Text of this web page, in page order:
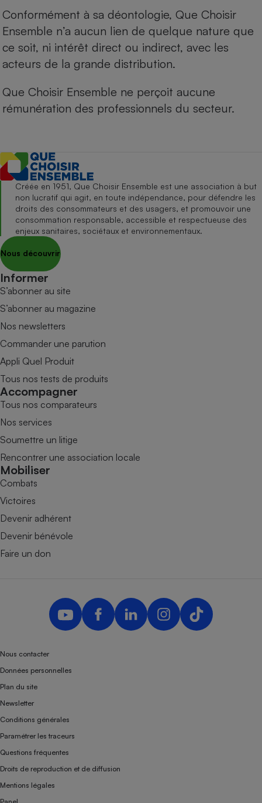
Conformément à sa déontologie, Que Choisir
Ensemble n’a aucun lien de quelque nature que
ce soit, ni intérêt direct ou indirect, avec les
acteurs de la grande distribution.
Que Choisir Ensemble ne perçoit aucune
rémunération des professionnels du secteur.
Créée en 1951, Que Choisir Ensemble est une association à but
non lucratif qui agit, en toute indépendance, pour défendre les
droits des consommateurs et des usagers, et promouvoir une
consommation responsable, accessible et respectueuse des
enjeux sanitaires, sociétaux et environnementaux.
Nous découvrir
Informer
S’abonner au site
S’abonner au magazine
Nos newsletters
Commander une parution
Appli Quel Produit
Tous nos tests de produits
Accompagner
Tous nos comparateurs
Nos services
Soumettre un litige
Rencontrer une association locale
Mobiliser
Combats
Victoires
Devenir adhérent
Devenir bénévole
Faire un don
Nous contacter
Données personnelles
Plan du site
Newsletter
Conditions générales
Paramétrer les traceurs
Questions fréquentes
Droits de reproduction et de diffusion
Mentions légales